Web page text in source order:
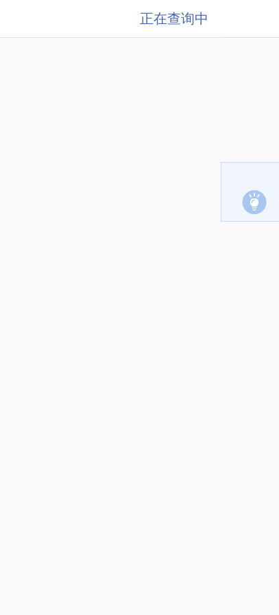
正在查询中